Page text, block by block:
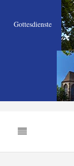
Gottesdienste